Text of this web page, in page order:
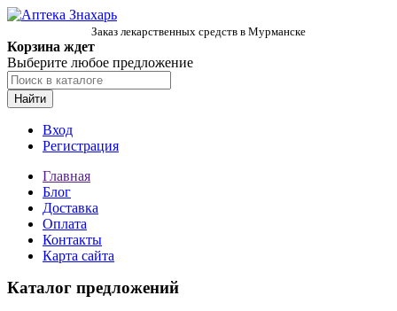
Заказ лекарственных средств в Мурманске
Корзина ждет
Выберите любое предложение
Найти
Вход
Регистрация
Главная
Блог
Доставка
Оплата
Контакты
Карта сайта
Каталог предложений